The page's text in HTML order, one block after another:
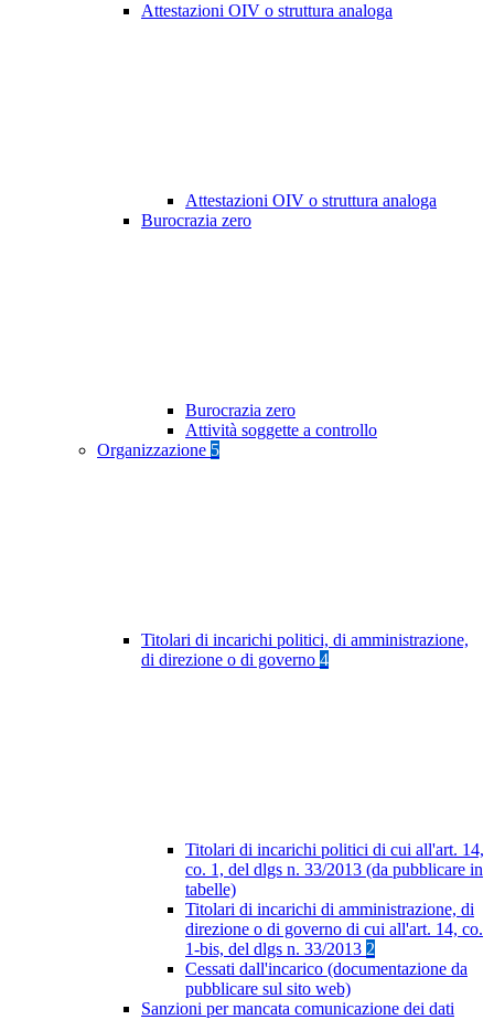
Attestazioni OIV o struttura analoga
Attestazioni OIV o struttura analoga
Burocrazia zero
Burocrazia zero
Attività soggette a controllo
Organizzazione 5
Titolari di incarichi politici, di amministrazione,
di direzione o di governo 4
Titolari di incarichi politici di cui all'art. 14,
co. 1, del dlgs n. 33/2013 (da pubblicare in
tabelle)
Titolari di incarichi di amministrazione, di
direzione o di governo di cui all'art. 14, co.
1-bis, del dlgs n. 33/2013 2
Cessati dall'incarico (documentazione da
pubblicare sul sito web)
Sanzioni per mancata comunicazione dei dati